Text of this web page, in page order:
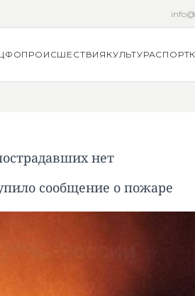
ПРОИСШЕСТВИЯ КУЛЬТУРАСПОРТ
нет
сообщение о пожаре